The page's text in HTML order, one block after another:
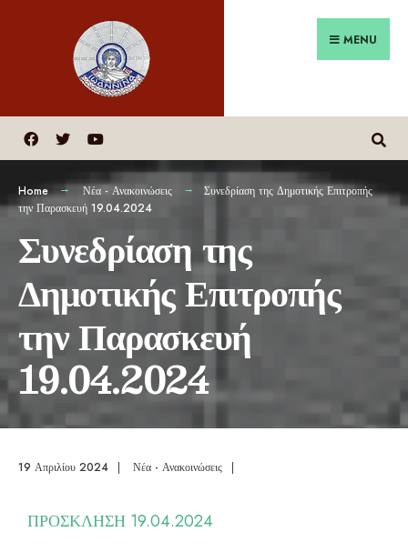
MENU
Home Νέα - Ανακοινώσεις
Συνεδρίαση της Δημοτικής Επιτροπής
την Παρασκευή 19.04.2024
Συνεδρίαση της
Δημοτικής Επιτροπής
την Παρασκευή
19.04.2024
19 Απριλίου 2024 | Νέα - Ανακοινώσεις |
ΠΡΟΣΚΛΗΣΗ 19.04.2024